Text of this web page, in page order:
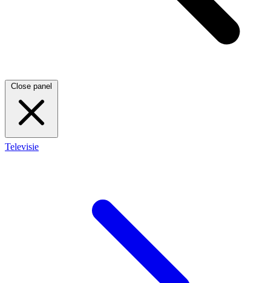
Close panel
Televisie